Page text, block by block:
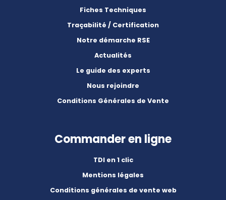
Fiches Techniques
Traçabilité / Certification
Notre démarche RSE
Actualités
Le guide des experts
Nous rejoindre
Conditions Générales de Vente
Commander en ligne
TDI en 1 clic
Mentions légales
Conditions générales de vente web